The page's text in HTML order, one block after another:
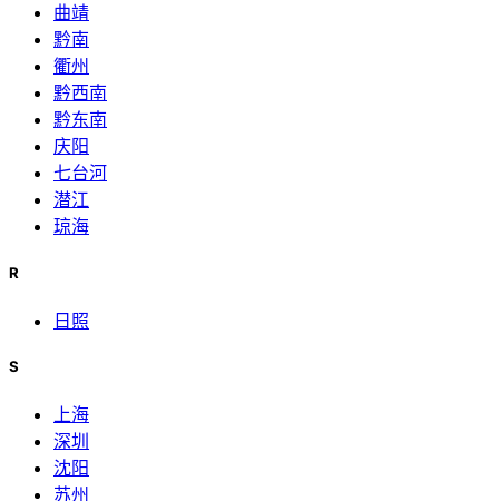
曲靖
黔南
衢州
黔西南
黔东南
庆阳
七台河
潜江
琼海
R
日照
S
上海
深圳
沈阳
苏州